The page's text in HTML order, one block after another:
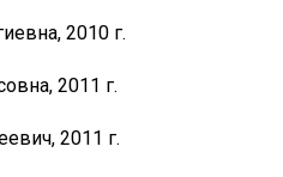
2010 г.
2011 г.
2011 г.